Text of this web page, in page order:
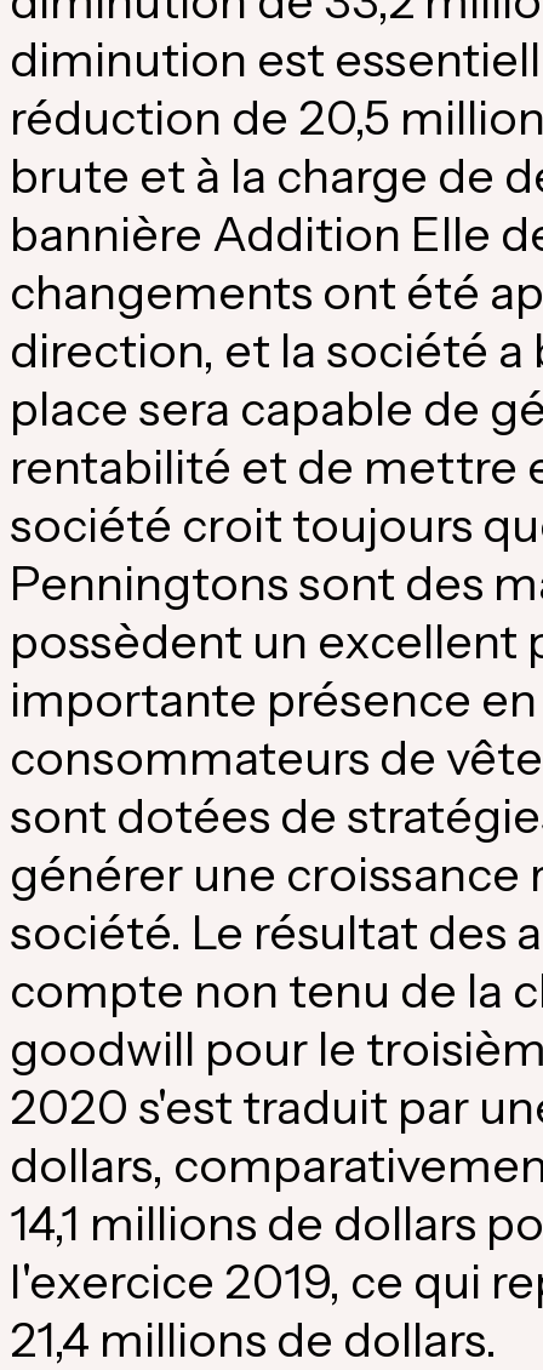
diminution est
réduction de 20,5
brute et à la charge de
bannière Addition Elle
changements ont été
direction, et la société
place sera capable de
rentabilité et de mettre
société croit toujours
Penningtons sont des
possèdent un
importante présence
consommateurs de
sont dotées de
générer une
société. Le résultat des
compte non tenu de la
goodwill pour le
2020 s'est traduit par
dollars,
14,1 millions de dollars
l'exercice 2019, ce qui
21,4 millions de dollars.